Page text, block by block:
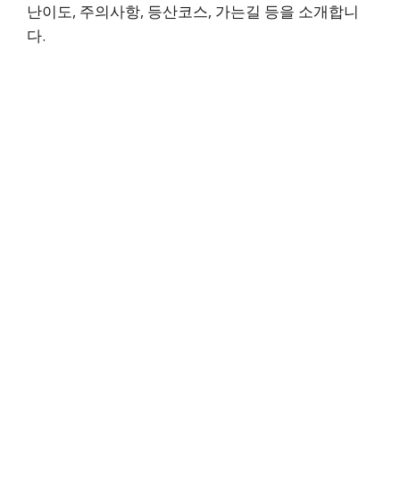
난이도, 주의사항, 등산코스, 가는길 등을 소개합니
다.